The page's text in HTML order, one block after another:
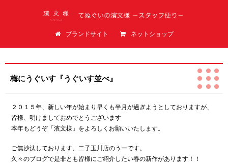
ブランドサイト ネットショップ
梅にうぐいす『うぐいす並べ』
２０１５年、新しい年が始まり早くも半月が過ぎようとしておりますが、
皆様、明けましておめでとうございます
本年もどうぞ「濱文様」をよろしくお願いいたします。
ご無沙汰しております、二子玉川店のうーです。
久々のブログで是非とも皆様にご紹介したい春の新作があります！！